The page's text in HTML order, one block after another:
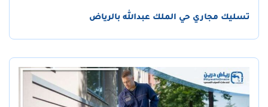
تسليك مجاري حي الملك عبدالله بالرياض